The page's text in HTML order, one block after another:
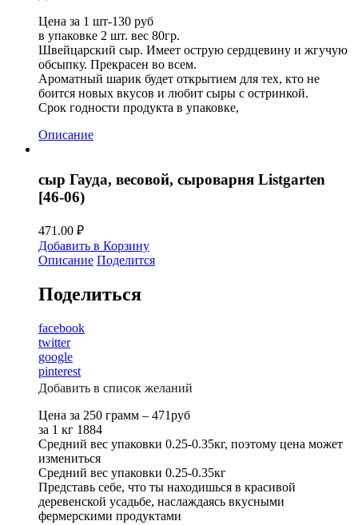
Цена за 1 шт-130 руб
в упаковке 2 шт. вес 80гр.
Швейцарский сыр. Имеет острую сердцевину и жгучую
обсыпку. Прекрасен во всем.
Ароматный шарик будет открытием для тех, кто не
боится новых вкусов и любит сыры с остринкой.
Срок годности продукта в упаковке,
Описание
сыр Гауда, весовой, сыроварня Listgarten
[46-06)
471.00 ₽
Добавить в Корзину
Описание Поделится
Поделиться
facebook
twitter
google
pinterest
Добавить в список желаний
Цена за 250 грамм – 471руб
за 1 кг 1884
Средний вес упаковки 0.25-0.35кг, поэтому цена может
измениться
Средний вес упаковки 0.25-0.35кг
Представь себе, что ты находишься в красивой
деревенской усадьбе, наслаждаясь вкусными
фермерскими продуктами